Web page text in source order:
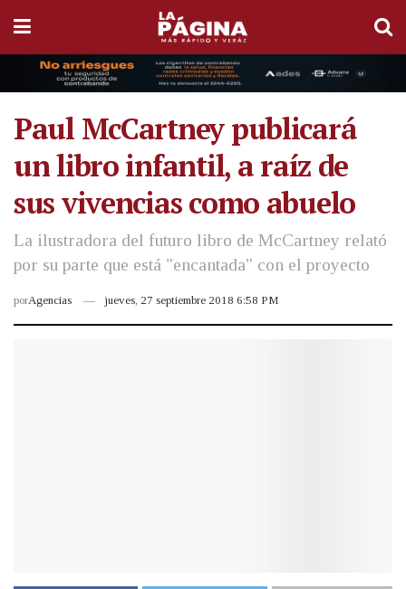
Paul McCartney publicará
un libro infantil, a raíz de
sus vivencias como abuelo
La ilustradora del futuro libro de McCartney relató
por su parte que está "encantada" con el proyecto
porAgencias jueves, 27 septiembre 2018 6:58 PM